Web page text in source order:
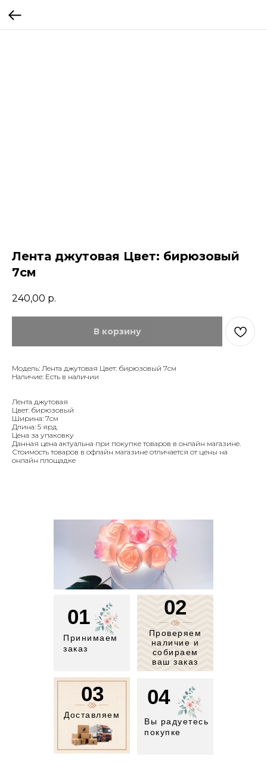
Лента джутовая Цвет: бирюзовый
7см
240,00 р.
В корзину
Модель: Лента джутовая Цвет: бирюзовый 7см
Наличие: Есть в наличии
Лента джутовая
Цвет: бирюзовый
Ширина: 7см
Длина: 5 ярд
Цена за упаковку
Данная цена актуальна при покупке товаров в онлайн магазине.
Стоимость товаров в офлайн магазине отличается от цены на
онлайн площадке
01
Принимаем
заказ
02
Проверяем
наличие и
собираем
ваш заказ
03
Доставляем
04
Вы радуетесь
покупке